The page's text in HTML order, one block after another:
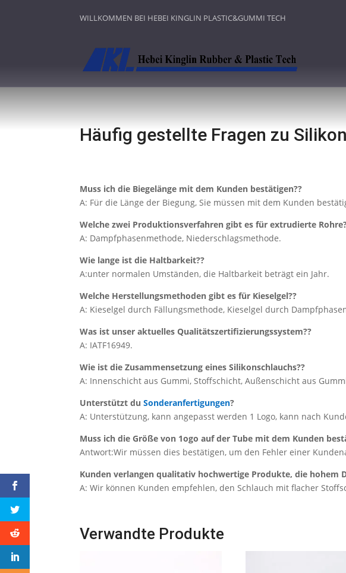
WILLKOMMEN BEI HEBEI KINGLIN PLASTIC&GUMMI TECH
Häufig gestellte Fragen zu
Muss ich die Biegelänge mit dem Kunden bestätigen??
A: Für die Länge der Biegung, Sie müssen mit dem Kunden
Welche zwei Produktionsverfahren gibt es für extrudierte
A: Dampfphasenmethode, Niederschlagsmethode.
Wie lange ist die Haltbarkeit??
A:unter normalen Umständen, die Haltbarkeit beträgt ein Jahr.
Welche Herstellungsmethoden gibt es für Kieselgel??
A: Kieselgel durch Fällungsmethode, Kieselgel durch
Was ist unser aktuelles Qualitätszertifizierungssystem??
A: IATF16949.
Wie ist die Zusammensetzung eines Silikonschlauchs??
A: Innenschicht aus Gummi, Stoffschicht, Außenschicht aus
Unterstützt duSonderanfertigungen?
A: Unterstützung, kann angepasst werden 1 Logo, kann nach
Muss ich die Größe von 1ogo auf der Tube mit dem Kunden
Antwort:Wir müssen dies bestätigen, um den Fehler einer
Kunden verlangen qualitativ hochwertige Produkte, die hohem
A: Wir können Kunden empfehlen, den Schlauch mit flacher
Verwandte Produkte